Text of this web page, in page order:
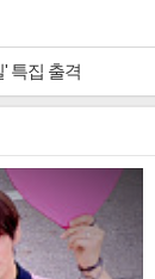
특집 출격